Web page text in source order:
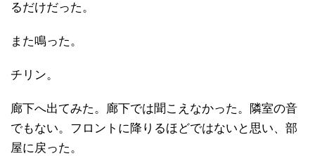
るだけだった。
また鳴った。
チリン。
廊下へ出てみた。廊下では聞こえなかった。隣室の音
でもない。フロントに降りるほどではないと思い、部
屋に戻った。